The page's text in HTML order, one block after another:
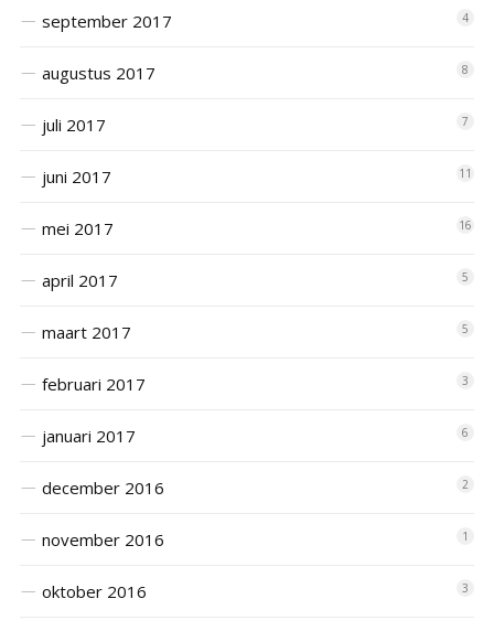
september 2017 4
augustus 2017 8
juli 2017 7
juni 2017 11
mei 2017 16
april 2017 5
maart 2017 5
februari 2017 3
januari 2017 6
december 2016 2
november 2016 1
oktober 2016 3